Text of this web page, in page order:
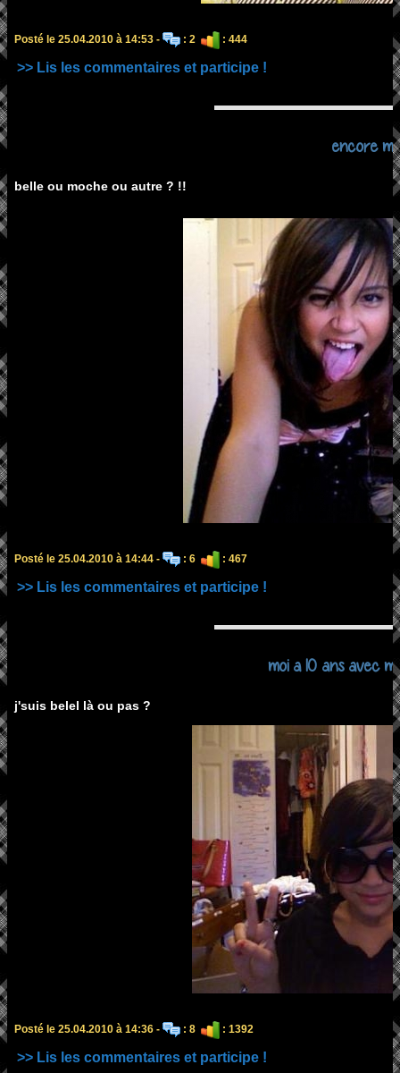
Posté le 25.04.2010 à 14:53 - : 2 : 444
>> Lis les commentaires et participe !
encore
belle ou moche ou autre ? !!
Posté le 25.04.2010 à 14:44 - : 6 : 467
>> Lis les commentaires et participe !
moi a 10 ans avec
j'suis belel là ou pas ?
Posté le 25.04.2010 à 14:36 - : 8 : 1392
>> Lis les commentaires et participe !